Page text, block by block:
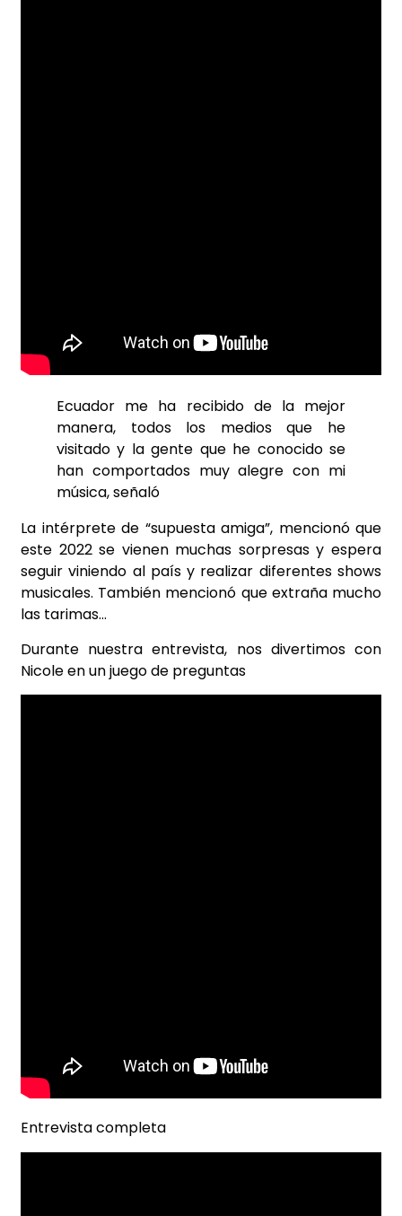
Ecuador me ha recibido de la mejor
manera, todos los medios que he
visitado y la gente que he conocido se
han comportados muy alegre con mi
música, señaló
La intérprete de “supuesta amiga”, mencionó que
este 2022 se vienen muchas sorpresas y espera
seguir viniendo al país y realizar diferentes shows
musicales. También mencionó que extraña mucho
las tarimas…
Durante nuestra entrevista, nos divertimos con
Nicole en un juego de preguntas
Entrevista completa